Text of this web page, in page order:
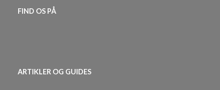
FIND OS PÅ
ARTIKLER OG GUIDES